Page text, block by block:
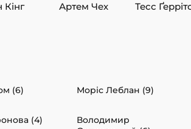
Кінг Артем Чех Тесс
(6) Моріс Леблан (9)
(4)
Володимир